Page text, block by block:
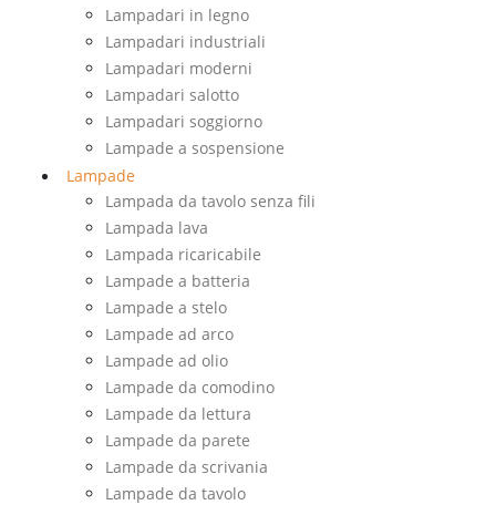
Lampadari in legno
Lampadari industriali
Lampadari moderni
Lampadari salotto
Lampadari soggiorno
Lampade a sospensione
Lampade
Lampada da tavolo senza fili
Lampada lava
Lampada ricaricabile
Lampade a batteria
Lampade a stelo
Lampade ad arco
Lampade ad olio
Lampade da comodino
Lampade da lettura
Lampade da parete
Lampade da scrivania
Lampade da tavolo